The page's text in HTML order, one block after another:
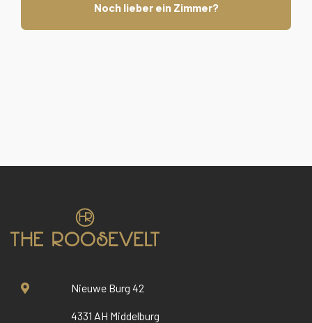
Noch lieber ein Zimmer?
Nieuwe Burg 42
4331 AH Middelburg